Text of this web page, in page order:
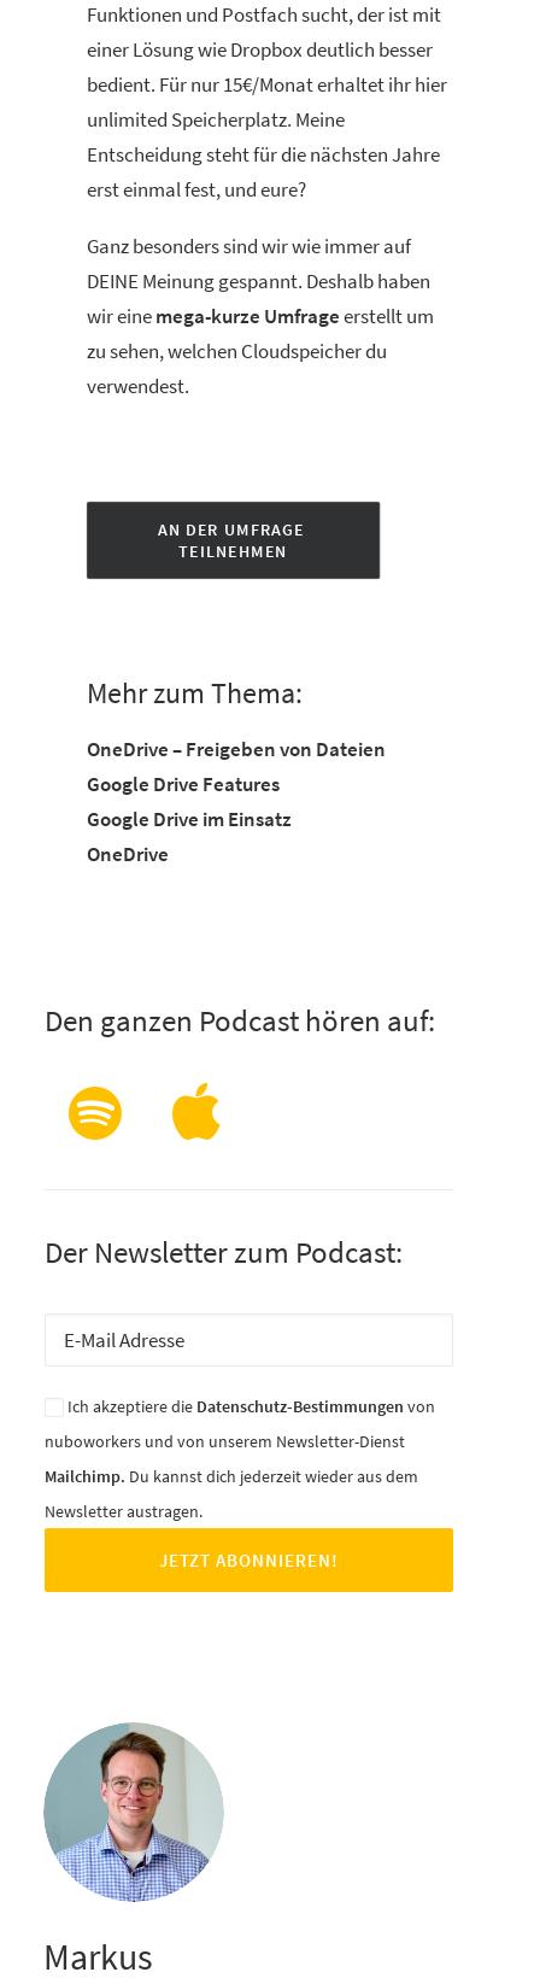
Funktionen und Postfach sucht, der ist mit
einer Lösung wie Dropbox deutlich besser
bedient. Für nur 15€/Monat erhaltet ihr hier
unlimited Speicherplatz. Meine
Entscheidung steht für die nächsten Jahre
erst einmal fest, und eure?
Ganz besonders sind wir wie immer auf
DEINE Meinung gespannt. Deshalb haben
wir einemega-kurze Umfrageerstellt um
zu sehen, welchen Cloudspeicher du
verwendest.
AN DER UMFRAGE
TEILNEHMEN
Mehr zum Thema:
OneDrive – Freigeben von Dateien
Google Drive Features
Google Drive im Einsatz
OneDrive
Den ganzen Podcast hören auf:
Der Newsletter zum Podcast:
Ich akzeptiere die Datenschutz-Bestimmungen von
nuboworkers und von unserem Newsletter-Dienst
Mailchimp. Du kannst dich jederzeit wieder aus dem
Newsletter austragen.
Markus